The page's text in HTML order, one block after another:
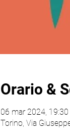
Orario &
06 mar 2024,
Torino, Via